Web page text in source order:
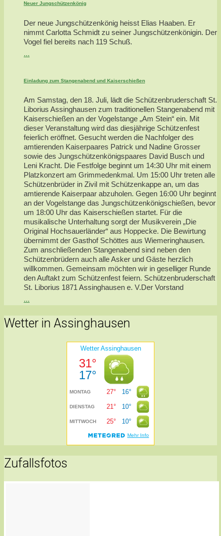
Neuer Jungschützenkönig
Der neue Jungschützenkönig heisst Elias Haaben. Er
nimmt Carlotta Schmidt zu seiner Jungschützenkönigin. Der
Vogel fiel bereits nach 119 Schuß.
...
Einladung zum Stangenabend und Kaiserschießen
Am Samstag, den 18. Juli, lädt die Schützenbruderschaft St.
Liborius Assinghausen zum traditionellen Stangenabend mit
Kaiserschießen an der Vogelstange „Am Stein“ ein. Mit
dieser Veranstaltung wird das diesjährige Schützenfest
feierlich eröffnet. Gesucht werden die Nachfolger des
amtierenden Kaiserpaares Patrick und Nadine Grosser
sowie des Jungschützenkönigspaares David Busch und
Leni Kracht. Die Festfolge beginnt um 14:30 Uhr mit einem
Platzkonzert am Grimmedenkmal. Um 15:00 Uhr treten alle
Schützenbrüder in Zivil mit Schützenkappe an, um das
amtierende Kaiserpaar abzuholen. Gegen 16:00 Uhr beginnt
an der Vogelstange das Jungschützenkönigschießen, bevor
um 18:00 Uhr das Kaiserschießen startet. Für die
musikalische Unterhaltung sorgt der Musikverein „Die
Original Hochsauerländer“ aus Hoppecke. Die Bewirtung
übernimmt der Gasthof Schöttes aus Wiemeringhausen.
Zum anschließenden Stangenabend sind neben den
Schützenbrüdern auch alle Asker und Gäste herzlich
willkommen. Gemeinsam möchten wir in geselliger Runde
den Auftakt zum Schützenfest feiern. Schützenbruderschaft
St. Liborius 1871 Assinghausen e. V.Der Vorstand
...
Wetter in Assinghausen
Zufallsfotos